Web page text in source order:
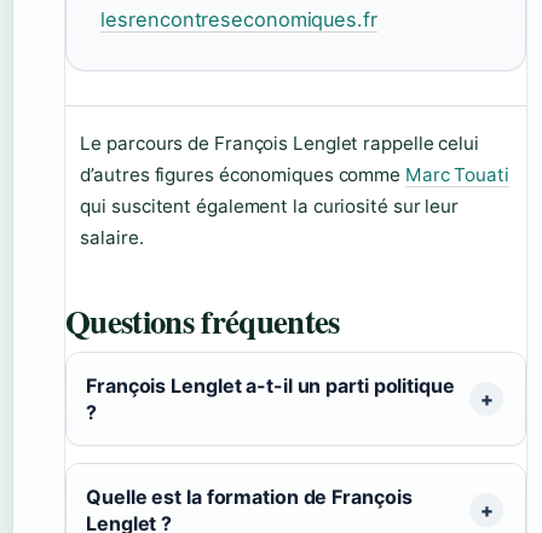
lesrencontreseconomiques.fr
Le parcours de François Lenglet rappelle celui
d’autres figures économiques comme Marc Touati
qui suscitent également la curiosité sur leur
salaire.
Questions fréquentes
François Lenglet a-t-il un parti politique
?
Quelle est la formation de François
Lenglet ?